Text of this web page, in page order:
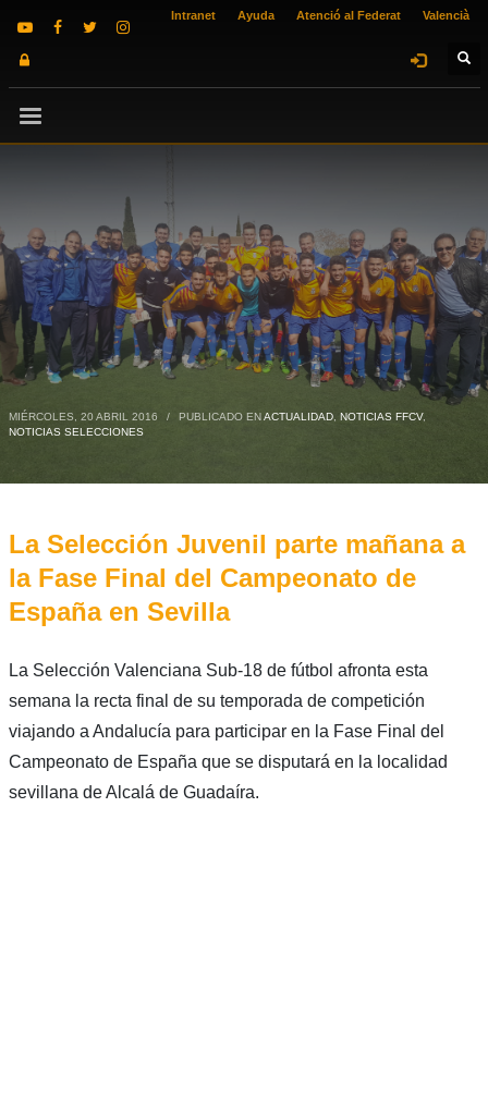
Intranet Ayuda Atenció al Federat Valencià
MIÉRCOLES, 20 ABRIL 2016 / PUBLICADO ENACTUALIDAD, NOTICIAS FFCV,
NOTICIAS SELECCIONES
La Selección Juvenil parte mañana a
la Fase Final del Campeonato de
España en Sevilla
La Selección Valenciana Sub-18 de fútbol afronta esta
semana la recta final de su temporada de competición
viajando a Andalucía para participar en la Fase Final del
Campeonato de España que se disputará en la localidad
sevillana de Alcalá de Guadaíra.